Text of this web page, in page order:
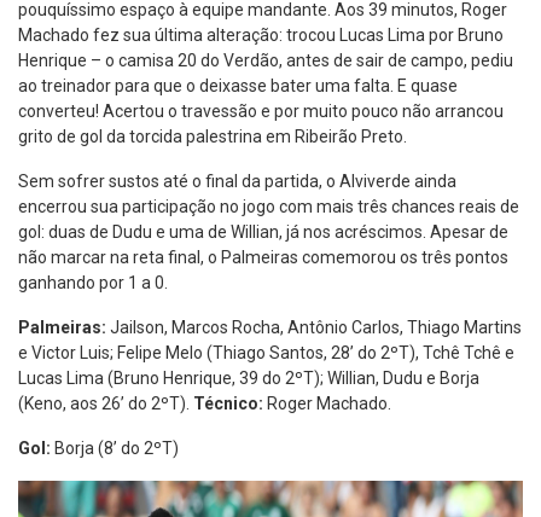
pouquíssimo espaço à equipe mandante. Aos 39 minutos, Roger
Machado fez sua última alteração: trocou Lucas Lima por Bruno
Henrique – o camisa 20 do Verdão, antes de sair de campo, pediu
ao treinador para que o deixasse bater uma falta. E quase
converteu! Acertou o travessão e por muito pouco não arrancou
grito de gol da torcida palestrina em Ribeirão Preto.
Sem sofrer sustos até o final da partida, o Alviverde ainda
encerrou sua participação no jogo com mais três chances reais de
gol: duas de Dudu e uma de Willian, já nos acréscimos. Apesar de
não marcar na reta final, o Palmeiras comemorou os três pontos
ganhando por 1 a 0.
Palmeiras: Jailson, Marcos Rocha, Antônio Carlos, Thiago Martins
e Victor Luis; Felipe Melo (Thiago Santos, 28’ do 2ºT), Tchê Tchê e
Lucas Lima (Bruno Henrique, 39 do 2ºT); Willian, Dudu e Borja
(Keno, aos 26’ do 2ºT). Técnico: Roger Machado.
Gol: Borja (8’ do 2ºT)